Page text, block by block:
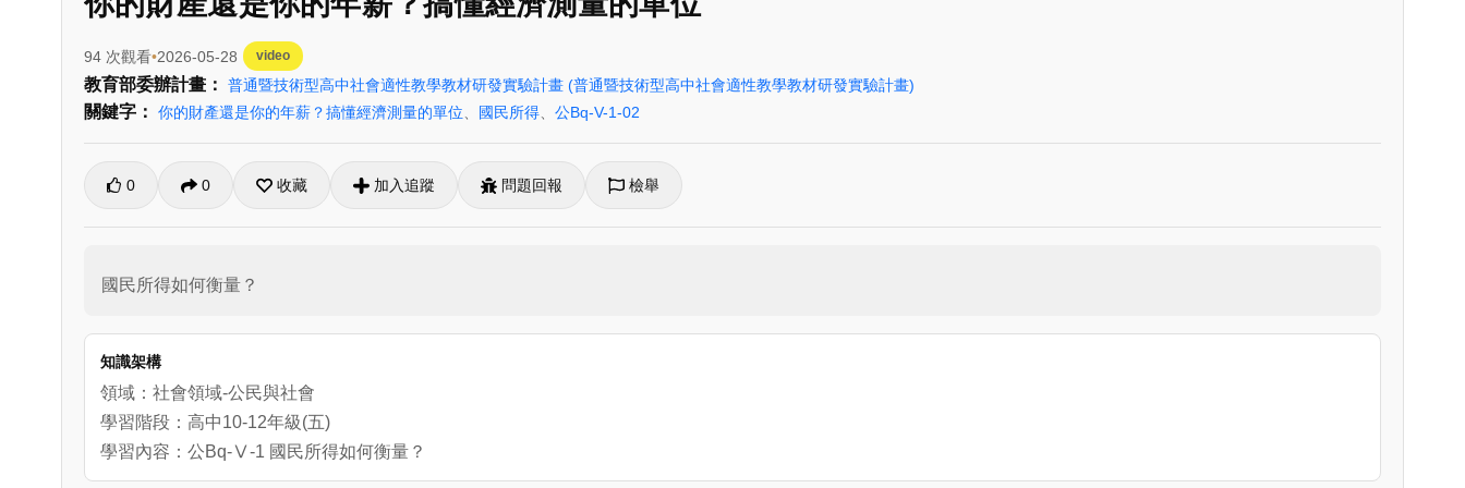
94 次觀看 2026-05-28 video
教育部委辦計畫： 普通暨技術型高中社會適性教學教材研發實驗計畫 (普通暨技術型高中社會適性教學教材研發實驗計畫)
關鍵字： 你的財產還是你的年薪？搞懂經濟測量的單位 國民所得 公Bq-V-1-02
0 0 收藏 加入追蹤 問題回報 檢舉
國民所得如何衡量？
知識架構
領域：社會領域-公民與社會
學習階段：高中10-12年級(五)
學習內容：公Bq-Ⅴ-1 國民所得如何衡量？